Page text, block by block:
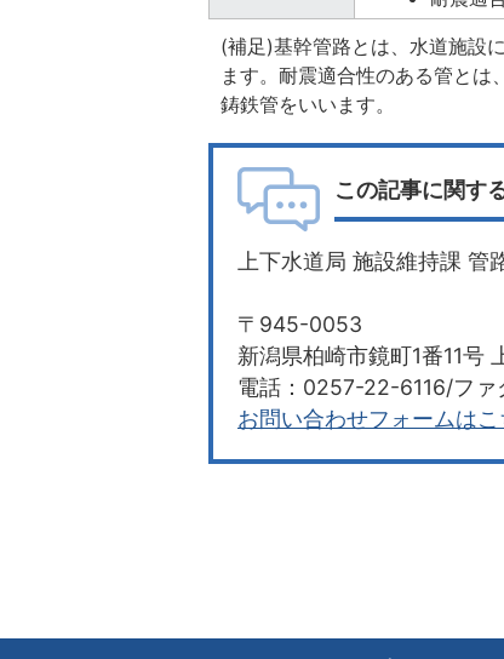
(補足)基幹管路とは、水道施設
ます。耐震適合性のある管と
鋳鉄管をいいます。
この記事に関す
上下水道局 施設維持課 管
〒945-0053
新潟県柏崎市鏡町1番11号
電話：0257-22-6116/フ
お問い合わせフォームはこ